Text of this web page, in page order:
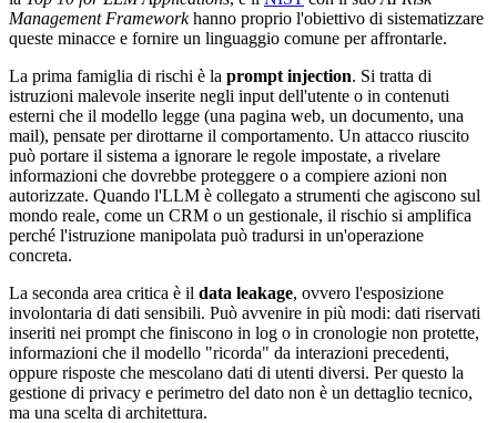
Management Frameworkhanno proprio l'obiettivo di sistematizzare
queste minacce e fornire un linguaggio comune per affrontarle.
La prima famiglia di rischi è la prompt injection. Si tratta di
istruzioni malevole inserite negli input dell'utente o in contenuti
esterni che il modello legge (una pagina web, un documento, una
mail), pensate per dirottarne il comportamento. Un attacco riuscito
può portare il sistema a ignorare le regole impostate, a rivelare
informazioni che dovrebbe proteggere o a compiere azioni non
autorizzate. Quando l'LLM è collegato a strumenti che agiscono sul
mondo reale, come un CRM o un gestionale, il rischio si amplifica
perché l'istruzione manipolata può tradursi in un'operazione
concreta.
La seconda area critica è il data leakage, ovvero l'esposizione
involontaria di dati sensibili. Può avvenire in più modi: dati riservati
inseriti nei prompt che finiscono in log o in cronologie non protette,
informazioni che il modello "ricorda" da interazioni precedenti,
oppure risposte che mescolano dati di utenti diversi. Per questo la
gestione di privacy e perimetro del dato non è un dettaglio tecnico,
ma una scelta di architettura.